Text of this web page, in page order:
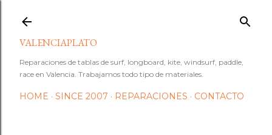
VALENCIAPLATO
Reparaciones de tablas de surf, longboard, kite, windsurf, paddle,
race en Valencia. Trabajamos todo tipo de materiales.
HOME SINCE 2007 REPARACIONES CONTACTO